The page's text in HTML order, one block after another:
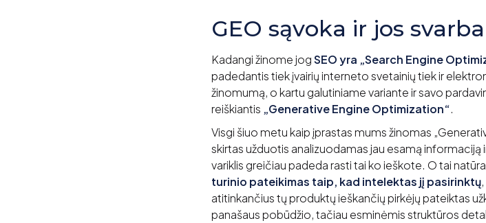
GEO sąvoka ir jos svarba
Kadangi žinome jogSEO yra „Search Engine
padedantis tiek įvairių interneto svetainių tiek ir
žinomumą, o kartu galutiniame variante ir savo
reiškiantis „Generative Engine Optimization“.
Visgi šiuo metu kaip įprastas mums žinomas
skirtas užduotis analizuodamas jau esamą
variklis greičiau padeda rasti tai ko ieškote. O tai
turinio pateikimas taip, kad intelektas jį pasirinktų
atitinkančius tų produktų ieškančių pirkėjų pateiktas
panašaus pobūdžio, tačiau esminėmis struktūros